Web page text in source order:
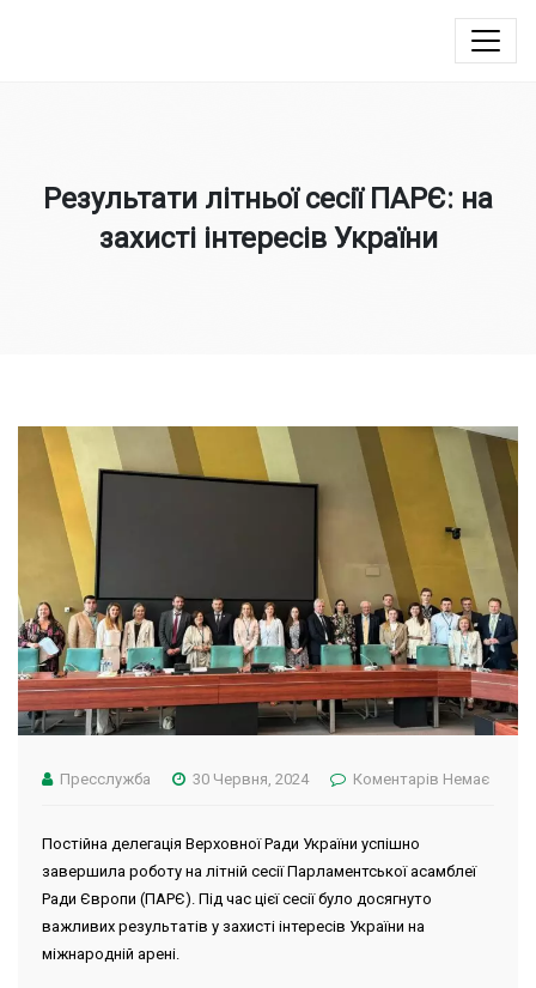
Результати літньої сесії ПАРЄ: на
захисті інтересів України
Пресслужба 30 Червня, 2024 Коментарів Немає
Постійна делегація Верховної Ради України успішно
завершила роботу на літній сесії Парламентської асамблеї
Ради Європи (ПАРЄ). Під час цієї сесії було досягнуто
важливих результатів у захисті інтересів України на
міжнародній арені.